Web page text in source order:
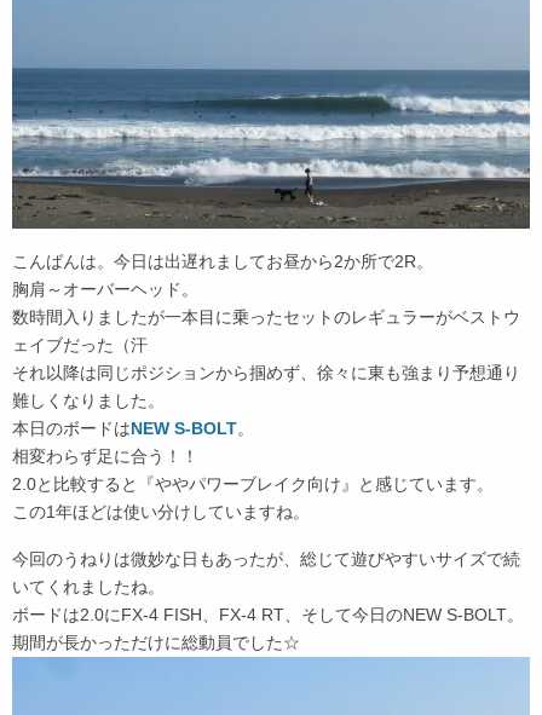
こんばんは。今日は出遅れましてお昼から2か所で2R。
胸肩～オーバーヘッド。
数時間入りましたが一本目に乗ったセットのレギュラーがベストウ
ェイブだった（汗
それ以降は同じポジションから掴めず、徐々に東も強まり予想通り
難しくなりました。
本日のボードはNEW S-BOLT。
相変わらず足に合う！！
2.0と比較すると『ややパワーブレイク向け』と感じています。
この1年ほどは使い分けしていますね。
今回のうねりは微妙な日もあったが、総じて遊びやすいサイズで続
いてくれましたね。
ボードは2.0にFX-4 FISH、FX-4 RT、そして今日のNEW S-BOLT。
期間が長かっただけに総動員でした☆